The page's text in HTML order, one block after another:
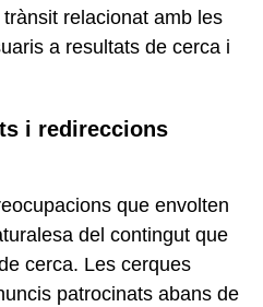
relacionat amb les
a resultats de cerca i
i redireccions
que envolten
del contingut que
cerca. Les cerques
patrocinats abans de